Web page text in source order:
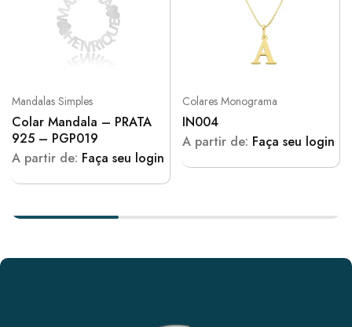
Mandalas Simples
Colar Mandala – PRATA
925 – PGP019
A partir de: Faça seu login
Colares Monograma
IN004
A partir de: Faça seu login